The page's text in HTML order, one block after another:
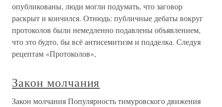
опубликованы, люди могли подумать, что заговор
раскрыт и кончился. Отнюдь: публичные дебаты вокруг
протоколов были немедленно подавлены объявлением,
что это будто, бы всё антисемитизм и подделка. Следуя
рецептам «Протоколов»,
Закон молчания
Закон молчания Популярность тимуровского движения